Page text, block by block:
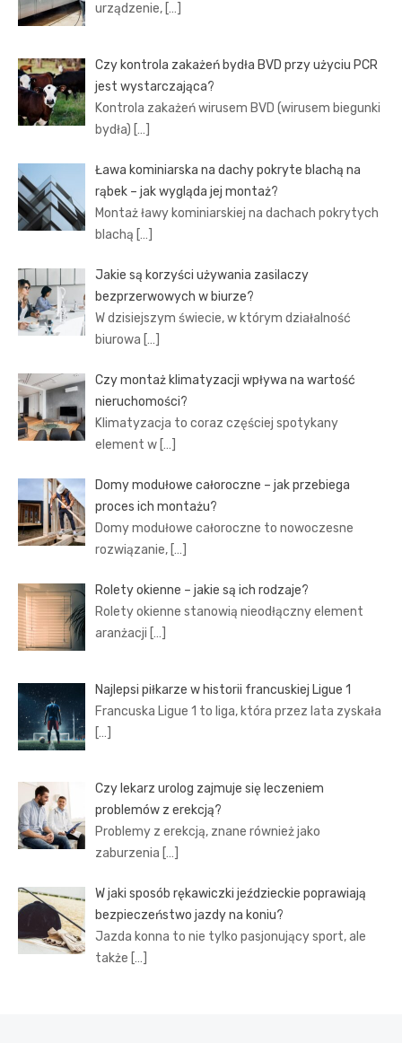
urządzenie, […]
Czy kontrola zakażeń bydła BVD przy użyciu PCR
jest wystarczająca?
Kontrola zakażeń wirusem BVD (wirusem biegunki
bydła) […]
Ława kominiarska na dachy pokryte blachą na
rąbek – jak wygląda jej montaż?
Montaż ławy kominiarskiej na dachach pokrytych
blachą […]
Jakie są korzyści używania zasilaczy
bezprzerwowych w biurze?
W dzisiejszym świecie, w którym działalność
biurowa […]
Czy montaż klimatyzacji wpływa na wartość
nieruchomości?
Klimatyzacja to coraz częściej spotykany
element w […]
Domy modułowe całoroczne – jak przebiega
proces ich montażu?
Domy modułowe całoroczne to nowoczesne
rozwiązanie, […]
Rolety okienne – jakie są ich rodzaje?
Rolety okienne stanowią nieodłączny element
aranżacji […]
Najlepsi piłkarze w historii francuskiej Ligue 1
Francuska Ligue 1 to liga, która przez lata zyskała
[…]
Czy lekarz urolog zajmuje się leczeniem
problemów z erekcją?
Problemy z erekcją, znane również jako
zaburzenia […]
W jaki sposób rękawiczki jeździeckie poprawiają
bezpieczeństwo jazdy na koniu?
Jazda konna to nie tylko pasjonujący sport, ale
także […]